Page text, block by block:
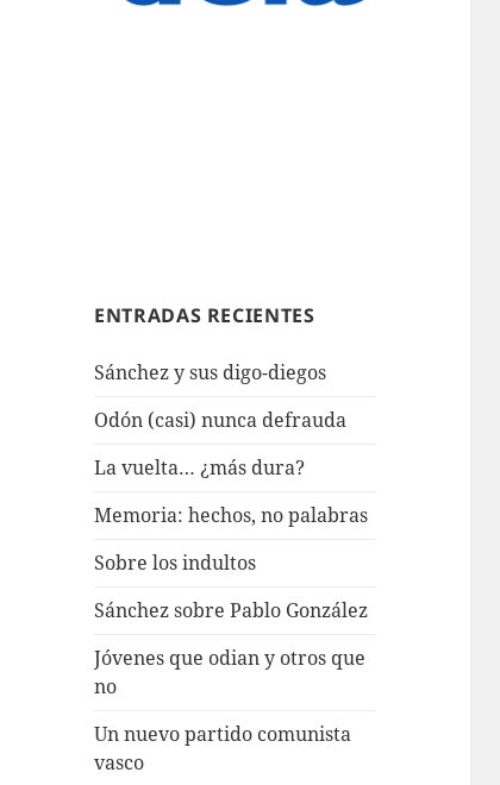
ENTRADAS RECIENTES
Sánchez y sus digo-diegos
Odón (casi) nunca defrauda
La vuelta… ¿más dura?
Memoria: hechos, no palabras
Sobre los indultos
Sánchez sobre Pablo González
Jóvenes que odian y otros que
no
Un nuevo partido comunista
vasco